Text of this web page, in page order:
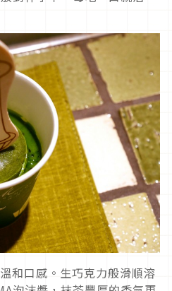
和口感。生巧克力般滑順溶